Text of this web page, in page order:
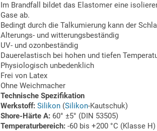
Im Brandfall bildet das Elastomer eine
Gase ab.
Bedingt durch die Talkumierung kann der
Alterungs- und witterungsbeständig
UV- und ozonbeständig
Dauerelastisch bei hohen und tiefen
Physiologisch unbedenklich
Frei von Latex
Ohne Weichmacher
Technische Spezifikation
Werkstoff: Silikon (Silikon-Kautschuk)
Shore-Härte A: 60° ±5° (DIN 53505)
Temperaturbereich: -60 bis +200 °C (Klasse H)